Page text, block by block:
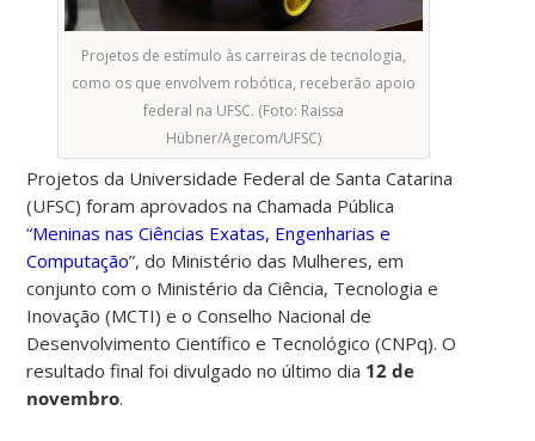
Projetos de estímulo às carreiras de tecnologia,
como os que envolvem robótica, receberão apoio
federal na UFSC. (Foto: Raissa
Hübner/Agecom/UFSC)
Projetos da Universidade Federal de Santa Catarina
(UFSC) foram aprovados na Chamada Pública
“Meninas nas Ciências Exatas, Engenharias e
Computação”, do Ministério das Mulheres, em
conjunto com o Ministério da Ciência, Tecnologia e
Inovação (MCTI) e o Conselho Nacional de
Desenvolvimento Científico e Tecnológico (CNPq). O
resultado final foi divulgado no último dia 12 de
novembro.